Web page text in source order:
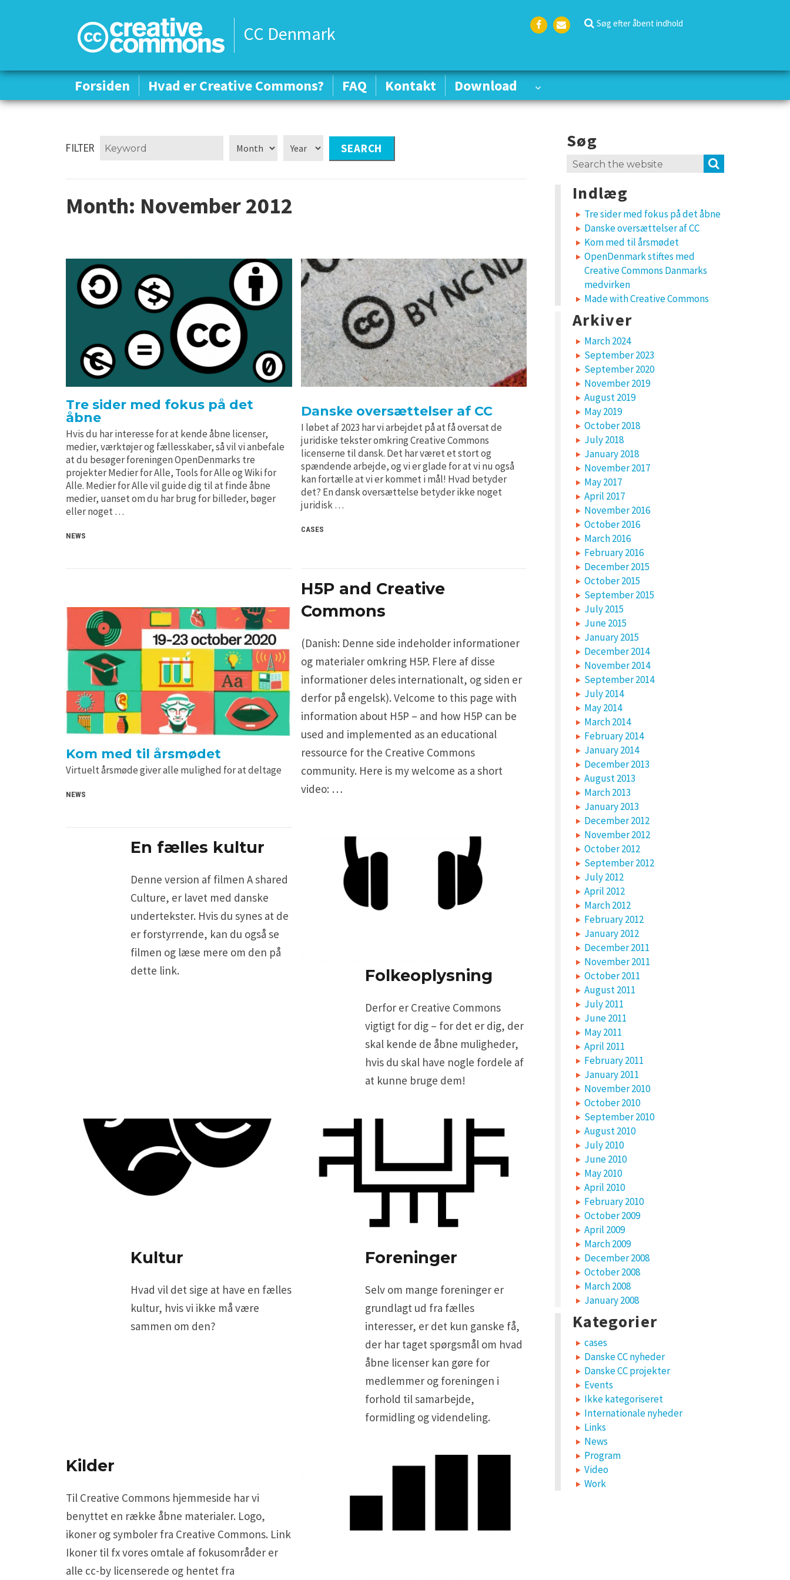
CC Denmark
k
Søg efter åbent indhold
Forsiden Hvad er Creative Commons? FAQ Kontakt Download
Forsiden Hvad er Creative Commons? FAQ Kontakt Download
FILTER
Month: November 2012
Tre sider med fokus på det
åbne
Hvis du har interesse for at kende åbne licenser,
medier, værktøjer og fællesskaber, så vil vi anbefale
at du besøger foreningen OpenDenmarks tre
projekter Medier for Alle, Tools for Alle og Wiki for
Alle. Medier for Alle vil guide dig til at finde åbne
medier, uanset om du har brug for billeder, bøger
eller noget …
NEWS
Danske oversættelser af CC
I løbet af 2023 har vi arbejdet på at få oversat de
juridiske tekster omkring Creative Commons
licenserne til dansk. Det har været et stort og
spændende arbejde, og vi er glade for at vi nu også
kan fortælle at vi er kommet i mål! Hvad betyder
det? En dansk oversættelse betyder ikke noget
juridisk …
CASES
Kom med til årsmødet
Virtuelt årsmøde giver alle mulighed for at deltage
NEWS
H5P and Creative
Commons
(Danish: Denne side indeholder informationer
og materialer omkring H5P. Flere af disse
informationer deles internationalt, og siden er
derfor på engelsk). Velcome to this page with
information about H5P – and how H5P can be
used and implemented as an educational
ressource for the Creative Commons
community. Here is my welcome as a short
video: …
En fælles kultur
Denne version af filmen A shared
Culture, er lavet med danske
undertekster. Hvis du synes at de
er forstyrrende, kan du også se
filmen og læse mere om den på
dette link.
Folkeoplysning
Derfor er Creative Commons
vigtigt for dig – for det er dig, der
skal kende de åbne muligheder,
hvis du skal have nogle fordele af
at kunne bruge dem!
Kultur
Hvad vil det sige at have en fælles
kultur, hvis vi ikke må være
sammen om den?
Foreninger
Selv om mange foreninger er
grundlagt ud fra fælles
interesser, er det kun ganske få,
der har taget spørgsmål om hvad
åbne licenser kan gøre for
medlemmer og foreningen i
forhold til samarbejde,
formidling og videndeling.
Kilder
Til Creative Commons hjemmeside har vi
benyttet en række åbne materialer. Logo,
ikoner og symboler fra Creative Commons. Link
Ikoner til fx vores omtale af fokusområder er
alle cc-by licenserede og hentet fra
Søg
Search
Indlæg
Tre sider med fokus på det åbne
Danske oversættelser af CC
Kom med til årsmødet
OpenDenmark stiftes med
Creative Commons Danmarks
medvirken
Made with Creative Commons
Arkiver
March 2024
September 2023
September 2020
November 2019
August 2019
May 2019
October 2018
July 2018
January 2018
November 2017
May 2017
April 2017
November 2016
October 2016
March 2016
February 2016
December 2015
October 2015
September 2015
July 2015
June 2015
January 2015
December 2014
November 2014
September 2014
July 2014
May 2014
March 2014
February 2014
January 2014
December 2013
August 2013
March 2013
January 2013
December 2012
November 2012
October 2012
September 2012
July 2012
April 2012
March 2012
February 2012
January 2012
December 2011
November 2011
October 2011
August 2011
July 2011
June 2011
May 2011
April 2011
February 2011
January 2011
November 2010
October 2010
September 2010
August 2010
July 2010
June 2010
May 2010
April 2010
February 2010
October 2009
April 2009
March 2009
December 2008
October 2008
March 2008
January 2008
Kategorier
cases
Danske CC nyheder
Danske CC projekter
Events
Ikke kategoriseret
Internationale nyheder
Links
News
Program
Video
Work